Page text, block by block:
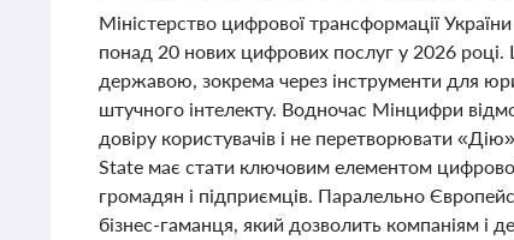
Міністерство цифрової трансформації
понад 20 нових цифрових послуг у 2026 році.
державою, зокрема через інструменти для
штучного інтелекту. Водночас Мінцифри
довіру користувачів і не перетворювати
State має стати ключовим елементом
громадян і підприємців. Паралельно
бізнес-гаманця, який дозволить компаніям і